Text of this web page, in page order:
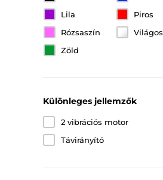
Lila
Piros
Rózsaszín
Világos
Zöld
Különleges jellemzők
2 vibrációs motor
Távirányító